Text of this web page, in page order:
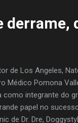
derrame,
de Los Angeles,
Médico Pomona
integrante do
papel no
de Dr. Dre,